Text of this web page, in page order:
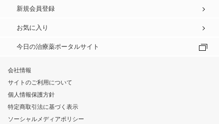
新規会員登録
お気に入り
今日の治療薬ポータルサイト
会社情報
サイトのご利用について
個人情報保護方針
特定商取引法に基づく表示
ソーシャルメディアポリシー